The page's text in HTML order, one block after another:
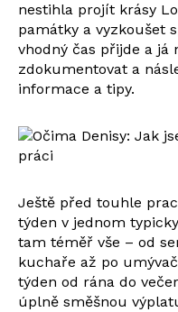
nestihla projít krásy
památky a vyzkoušet
vhodný čas přijde a já
zdokumentovat a
informace a tipy.
Ještě před touhle
týden v jednom
tam téměř vše – od
kuchaře až po
týden od rána do
úplně směšnou